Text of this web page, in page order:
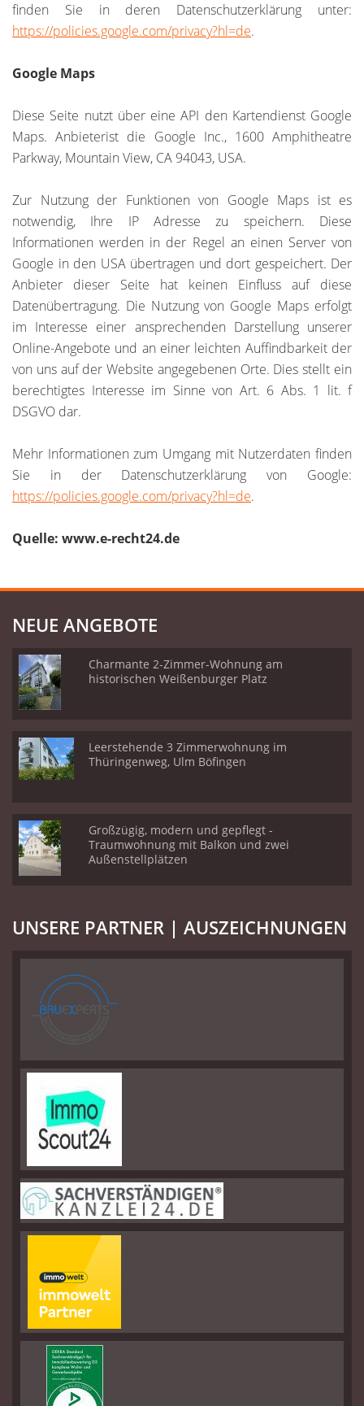
finden Sie in deren Datenschutzerklärung unter:
https://policies.google.com/privacy?hl=de.
Google Maps
Diese Seite nutzt über eine API den Kartendienst Google
Maps. Anbieterist die Google Inc., 1600 Amphitheatre
Parkway, Mountain View, CA 94043, USA.
Zur Nutzung der Funktionen von Google Maps ist es
notwendig, Ihre IP Adresse zu speichern. Diese
Informationen werden in der Regel an einen Server von
Google in den USA übertragen und dort gespeichert. Der
Anbieter dieser Seite hat keinen Einfluss auf diese
Datenübertragung. Die Nutzung von Google Maps erfolgt
im Interesse einer ansprechenden Darstellung unserer
Online-Angebote und an einer leichten Auffindbarkeit der
von uns auf der Website angegebenen Orte. Dies stellt ein
berechtigtes Interesse im Sinne von Art. 6 Abs. 1 lit. f
DSGVO dar.
Mehr Informationen zum Umgang mit Nutzerdaten finden
Sie in der Datenschutzerklärung von Google:
https://policies.google.com/privacy?hl=de.
Quelle: www.e-recht24.de
NEUE ANGEBOTE
Charmante 2-Zimmer-Wohnung am
historischen Weißenburger Platz
Leerstehende 3 Zimmerwohnung im
Thüringenweg, Ulm Böfingen
Großzügig, modern und gepflegt -
Traumwohnung mit Balkon und zwei
Außenstellplätzen
UNSERE PARTNER | AUSZEICHNUNGEN